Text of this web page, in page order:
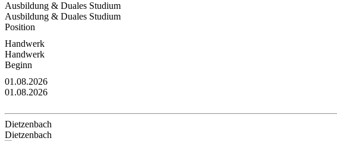
Ausbildung & Duales Studium
Ausbildung & Duales Studium
Position
Handwerk
Handwerk
Beginn
01.08.2026
01.08.2026
Dietzenbach
Dietzenbach